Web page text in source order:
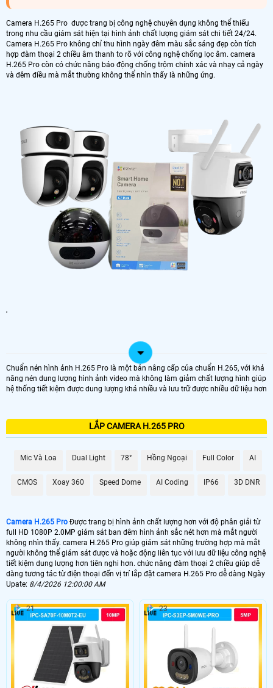
Camera H.265 Pro được trang bị công nghệ chuyên dụng không thể thiếu
trong nhu cầu giám sát hiện tại hình ảnh chất lượng giám sát chi tiết 24/24.
Camera H.265 Pro không chỉ thu hình ngày đêm màu sắc sáng đẹp còn tích
hợp đàm thoại 2 chiều âm thanh to rõ với công nghệ chống lọc âm. camera
H.265 Pro còn có chức năng báo động chống trộm chính xác và nhạy cả ngày
và đêm điều mà mắt thường không thể nhìn thấy là những ứng.
'
Chuẩn nén hình ảnh H.265 Pro là một bản nâng cấp của chuẩn H.265, với khả
năng nén dung lượng hình ảnh video mà không làm giảm chất lượng hình giúp
hệ thống tiết kiệm được dung lượng khá nhiều và lưu trữ được nhiều dữ liệu hơn
LẮP CAMERA H.265 PRO
Mic Và Loa Dual Light 78° Hồng Ngoại Full Color AI
CMOS Xoay 360 Speed Dome AI Coding IP66 3D DNR
Camera H.265 Pro Được trang bị hình ảnh chất lượng hơn với độ phân giải từ
full HD 1080P 2.0MP giám sát ban đêm hình ảnh sắc nét hơn mà mắt người
không nhìn thấy. camera H.265 Pro giúp giám sát những trường hợp mà mắt
người không thể giám sát được và hoặc động liên tục với lưu dữ liệu công nghệ
tiết kiệm dung lượng hơn tiên nghi hơn. chức năng đàm thoại 2 chiều giúp dễ
dàng tương tác từ điện thoại đến vị trí lắp đặt camera H.265 Pro dễ dàng Ngày
Upate: 8/4/2026 12:00:00 AM
21 23